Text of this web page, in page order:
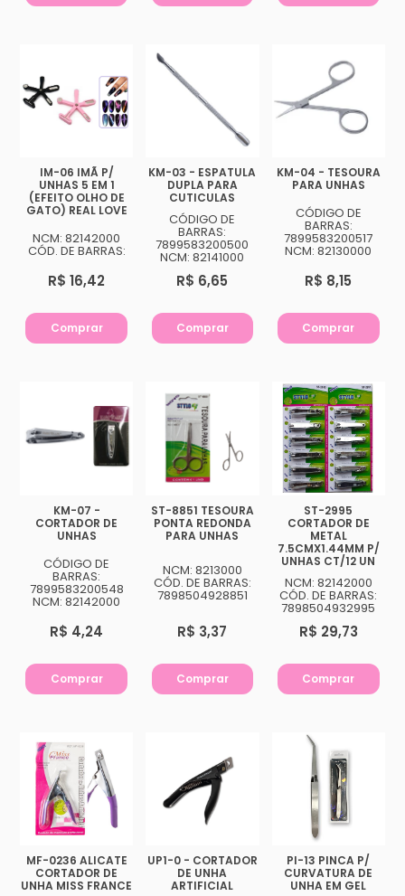
IM-06 IMÃ P/
UNHAS 5 EM 1
(EFEITO OLHO DE
GATO) REAL LOVE
NCM: 82142000
CÓD. DE BARRAS:
R$ 16,42
Comprar
KM-03 - ESPATULA
DUPLA PARA
CUTICULAS
CÓDIGO DE
BARRAS:
7899583200500
NCM: 82141000
R$ 6,65
Comprar
KM-04 - TESOURA
PARA UNHAS
CÓDIGO DE
BARRAS:
7899583200517
NCM: 82130000
R$ 8,15
Comprar
KM-07 -
CORTADOR DE
UNHAS
CÓDIGO DE
BARRAS:
7899583200548
NCM: 82142000
R$ 4,24
Comprar
ST-8851 TESOURA
PONTA REDONDA
PARA UNHAS
NCM: 8213000
CÓD. DE BARRAS:
7898504928851
R$ 3,37
Comprar
ST-2995
CORTADOR DE
METAL
7.5CMX1.44MM P/
UNHAS CT/12 UN
NCM: 82142000
CÓD. DE BARRAS:
7898504932995
R$ 29,73
Comprar
MF-0236 ALICATE
CORTADOR DE
UNHA MISS FRANCE
UP1-0 - CORTADOR
DE UNHA
ARTIFICIAL
PI-13 PINCA P/
CURVATURA DE
UNHA EM GEL